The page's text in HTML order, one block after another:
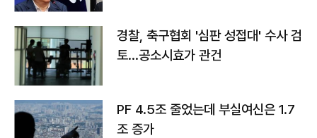
경찰, 축구협회 '심판 성접대' 수사 검
토…공소시효가 관건
PF 4.5조 줄었는데 부실여신은 1.7
조 증가